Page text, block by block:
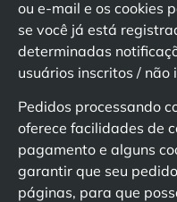
ou e-mail e os cookies
se você já está
determinadas
usuários inscritos / não
Pedidos processando
oferece facilidades de
pagamento e alguns
garantir que seu
páginas, para que